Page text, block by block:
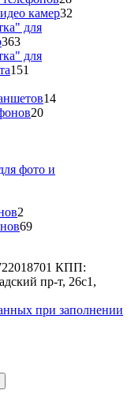
товаров
камер32
для
363363
товара
для
151
1414
2020
фото и
2
товара
6969
КПП:
пр-т, 26с1,
при заполнении